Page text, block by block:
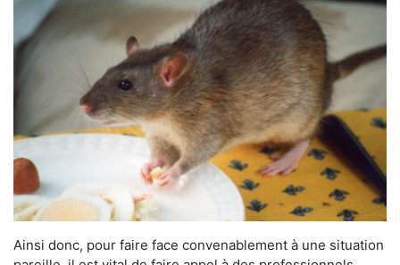
Ainsi donc, pour faire face convenablement à une situation